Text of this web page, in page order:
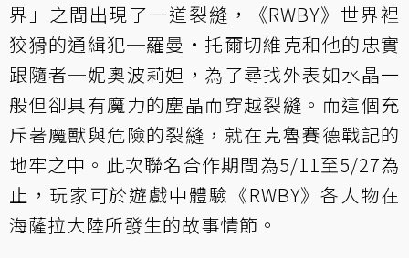
界」之間出現了一道裂縫，《RWBY》世界裡
狡猾的通緝犯─羅曼•托爾切維克和他的忠實
跟隨者─妮奧波莉妲，為了尋找外表如水晶一
般但卻具有魔力的塵晶而穿越裂縫。而這個充
斥著魔獸與危險的裂縫，就在克魯賽德戰記的
地牢之中。此次聯名合作期間為5/11至5/27為
止，玩家可於遊戲中體驗《RWBY》各人物在
海薩拉大陸所發生的故事情節。